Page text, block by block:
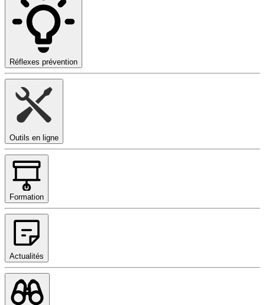
Réflexes prévention
Outils en ligne
Formation
Actualités